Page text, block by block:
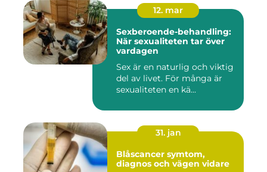
12. mar
Sexberoende-behandling:
När sexualiteten tar över
vardagen
Sex är en naturlig och viktig
del av livet. För många är
sexualiteten en kä...
31. jan
Blåscancer symtom,
diagnos och vägen vidare